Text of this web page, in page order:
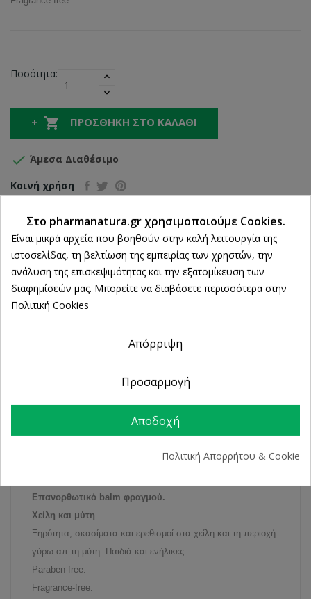
Ποσότητα:
 ΠΡΟΣΘΉΚΗ ΣΤΟ ΚΑΛΆΘΙ
 Άμεσα Διαθέσιμο
Κοινή χρήση
Δωρεάν Αποστολή άνω των 39€
ΔΩΡΕΑΝ Αντικαταβολή
100% Επιστροφή χρημάτων
εντός 14 ημερών
από 2 Φυσικά Καταστήματα
ΛΕΠΤΟΜΈΡΕΙΕΣ ΠΡΟΪΌΝΤΟΣ
Επανορθωτικό balm φραγμού.
Χείλη και μύτη
Ξηρότητα, σκασίματα και ερεθισμοί στα χείλη και τη περιοχή
γύρω απ τη μύτη. Παιδιά και ενήλικες.
Paraben-free.
Fragrance-free.
Στο pharmanatura.gr χρησιμοποιούμε Cookies.
Είναι μικρά αρχεία που βοηθούν στην καλή λειτουργία της
ιστοσελίδας, τη βελτίωση της εμπειρίας των χρηστών, την
ανάλυση της επισκεψιμότητας και την εξατομίκευση των
διαφημίσεών μας. Μπορείτε να διαβάσετε περισσότερα στην
Πολιτική Cookies
Απόρριψη
Προσαρμογή
Αποδοχή
Πολιτική Απορρήτου & Cookie